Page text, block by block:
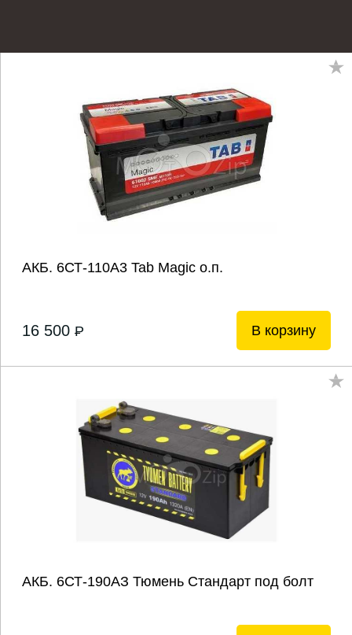
АКБ. 6СТ-110А3 Tab Magic о.п.
16 500 P В корзину
АКБ. 6СТ-190АЗ Тюмень Стандарт под болт